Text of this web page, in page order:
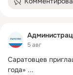
5 авг
Саратовцев
года» ...